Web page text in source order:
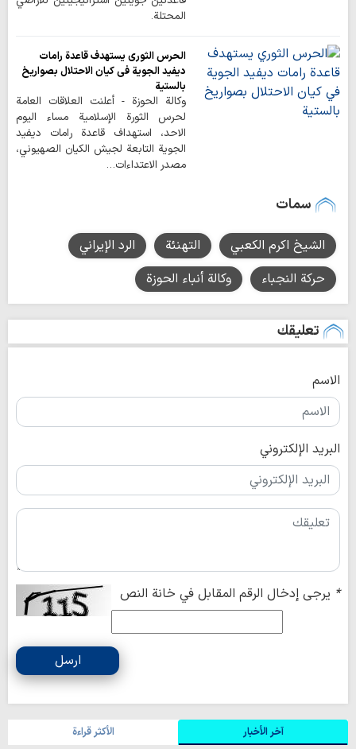
المحتلة.
الحرس الثوري يستهدف قاعدة رامات
ديفيد الجوية في كيان الاحتلال بصواريخ
بالستية
وكالة الحوزة - أعلنت العلاقات العامة
لحرس الثورة الإسلامية مساء اليوم
الاحد، استهداف قاعدة رامات ديفيد
الجوية التابعة لجيش الكيان الصهيوني،
مصدر الاعتداءات…
سمات
الشيخ اكرم الكعبي التهنئة
الرد الإيراني
حركة النجباء
وكالة أنباء الحوزة
تعليقك
الاسم
البريد الإلكتروني
* يرجى إدخال الرقم المقابل في خانة النص
ارسل
آخر الأخبار الأکثر قراءة